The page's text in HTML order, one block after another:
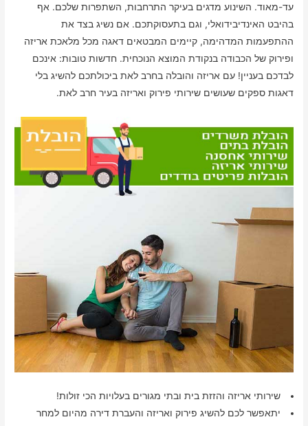
עד-מאוד. השינוע מדגים בעיקר התרחבות, השתפרות שלכם. אף
בהיבט האינדיבידואלי, וגם בתעסוקתכם. אם נשיג בצד את
ההתפעמות המדהימה, קיימים המבטאים דאגה מכל מלאכת אריזה
ופירוק של הכבודה בנקודת המוצא הנוכחית. חדשות טובות: אינכם
לבדכם בעניין! עם אריזה והובלה בחרב לאת ביכולתכם להשיג בלי
דאגות ספקים שעושים שירותי פירוק ואריזה בעיר חרב לאת.
שירותי אריזה והזזת בית ובתי מגורים בעלויות הכי זולות!
יתאפשר לכם להשיג פירוק ואריזה והעברת דירה מהיום למחר